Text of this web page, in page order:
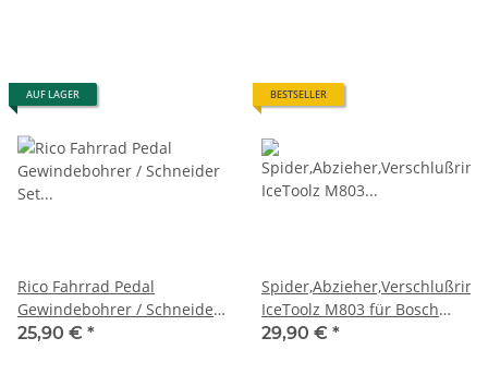
AUF LAGER
Rico Fahrrad Pedal
Gewindebohrer / Schneider
Set 9/16"x20tpi TEAM
25,90 € *
BESTSELLER
Spider,Abzieher,Verschlußringl
IceToolz M803 für Bosch
Gen.3+4 + Kurbelabzieher
29,90 € *